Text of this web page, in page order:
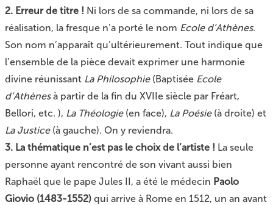
2. Erreur de titre ! Ni lors de sa commande, ni lors de sa
réalisation, la fresque n’a porté le nom Ecole d’Athènes.
Son nom n’apparaît qu’ultérieurement. Tout indique que
l’ensemble de la pièce devait exprimer une harmonie
divine réunissant La Philosophie(Baptisée Ecole
d’Athènesà partir de la fin du XVIIe siècle par Fréart,
Bellori, etc. ), La Théologie(en face), La Poésie(à droite) et
La Justice(à gauche). On y reviendra.
3. La thématique n’est pas le choix de l’artiste ! La seule
personne ayant rencontré de son vivant aussi bien
Raphaël que le pape Jules II, a été le médecin Paolo
Giovio (1483-1552) qui arrive à Rome en 1512, un an avant